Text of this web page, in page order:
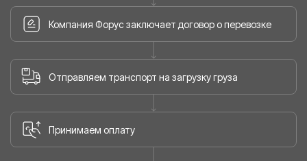
Компания Форус заключает договор о перевозке
Отправляем транспорт на загрузку груза
Принимаем оплату